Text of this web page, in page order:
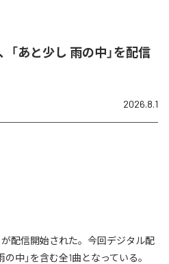
「あと少し 雨の中」を配信
2026.8.1
が配信開始された。今回デジタル配
中」を含む全1曲となっている。